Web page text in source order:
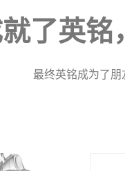
了英铭
最终英铭成为了